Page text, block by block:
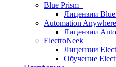
Blue Prism
Лицензии Blue
Automation Anywhere
Лицензии
ElectroNeek
Лицензии
Обучение